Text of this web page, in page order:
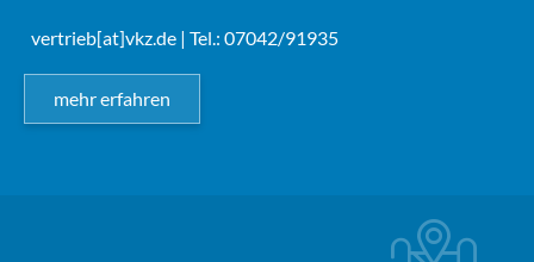
vertrieb[at]vkz.de | Tel.: 07042/91935
mehr erfahren